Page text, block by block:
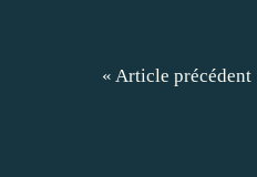
« Article précédent